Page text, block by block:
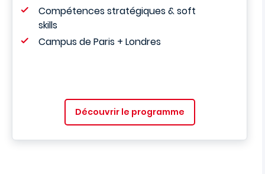
Compétences stratégiques & soft
skills
Campus de Paris + Londres
Découvrir le programme